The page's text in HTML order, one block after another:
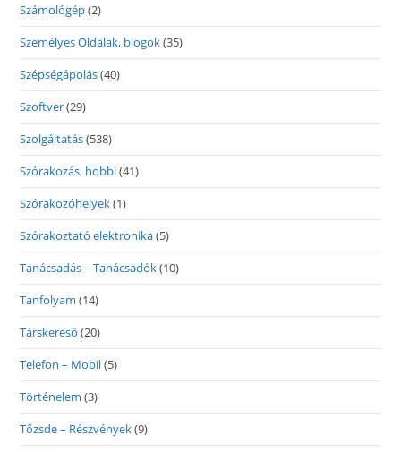
Számológép(2)
Személyes Oldalak, blogok(35)
Szépségápolás(40)
Szoftver(29)
Szolgáltatás(538)
Szórakozás, hobbi(41)
Szórakozóhelyek(1)
Szórakoztató elektronika(5)
Tanácsadás – Tanácsadók(10)
Tanfolyam (14)
Társkereső (20)
Telefon – Mobil(5)
Történelem (3)
Tőzsde – Részvények(9)